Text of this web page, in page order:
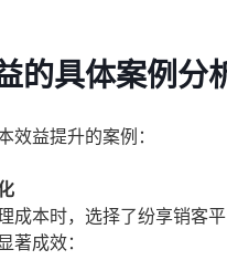
的具体案例分
效益提升的案例：
成本时，选择了纷享销客
著成效：